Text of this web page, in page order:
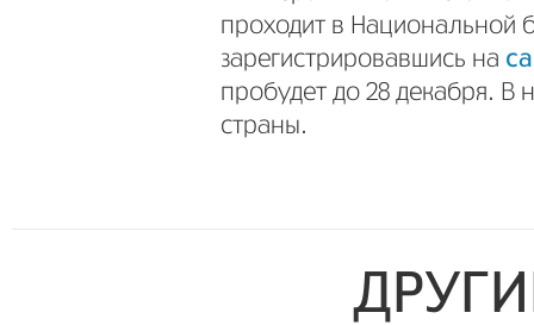
проходит в Национальной
зарегистрировавшись на
пробудет до 28 декабря. В
страны.